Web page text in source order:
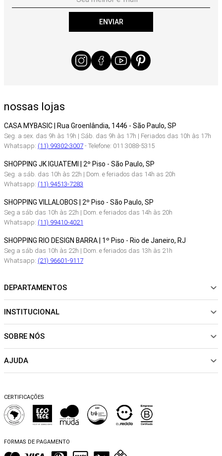
ENVIAR
nossas lojas
CASA MYBASIC | Rua Groenlândia, 1446 - São Paulo, SP
Seg. a sex. das 9h às 19h | Sáb. das 9h às 17h | Feriados das 10h às 17h
Whatsapp: (11) 99302-3007- Telefone: 011 3088-5315
SHOPPING JK IGUATEMI | 2º Piso - São Paulo, SP
Seg. a sáb. das 10h às 22h | Dom. e feriados das 14h as 20h
Whatsapp: (11) 94513-7283
SHOPPING VILLALOBOS | 2º Piso - São Paulo, SP
Seg a sáb das 10h às 22h | Dom. e feriados das 14h às 20h
Whatsapp: (11) 99410-4021
SHOPPING RIO DESIGN BARRA | 1º Piso - Rio de Janeiro, RJ
Seg a sáb das 10h às 22h | Dom. e feriados das 13h às 21h
Whatsapp: (21) 96601-9117
DEPARTAMENTOS
NOVIDADES
CALÇADOS
SALE
INSTITUCIONAL
Sobre Nós
Sustentabilidade
Trocas e Devoluções
Perguntas Frequentes
Blog
SOBRE NÓS
Política de pagamento
AJUDA
Dicas de cuidados
Falar no WhatsApp
CERTIFICAÇÕES
FORMAS DE PAGAMENTO